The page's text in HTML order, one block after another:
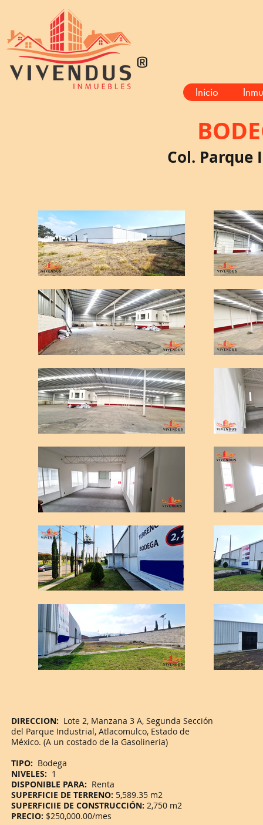
®
Inicio
Col.
DIRECCION: Lote 2, Manzana 3 A, Segunda Sección
del Parque Industrial, Atlacomulco, Estado de
México. (A un costado de la Gasolineria)
TIPO: Bodega
NIVELES: 1
DISPONIBLE PARA: Renta
SUPERFICIE DE TERRENO: 5,589.35 m2
SUPERFICIIE DE CONSTRUCCIÓN: 2,750 m2
PRECIO: $250,000.00/mes